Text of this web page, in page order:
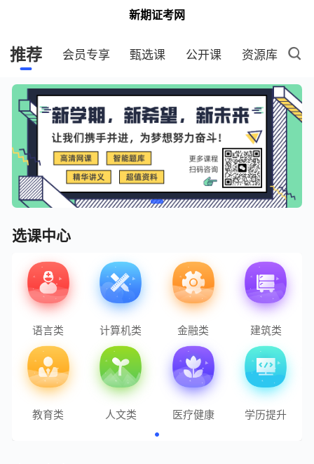
新期证考网
推荐 会员专享 甄选课 公开课 资源库
选课中心
语言类 计算机类 金融类 建筑类
教育类 人文类 医疗健康 学历提升